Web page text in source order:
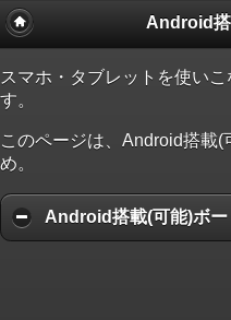
スマホ・タブレットを使い
す。
このページは、Android搭載(
め。
Android搭載(可能)ボ